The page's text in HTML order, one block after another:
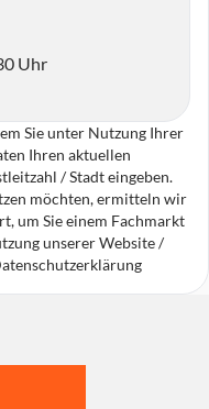
Uhr
Sie unter Nutzung Ihrer
Ihren aktuellen
/ Stadt eingeben.
möchten, ermitteln wir
um Sie einem Fachmarkt
unserer Website /